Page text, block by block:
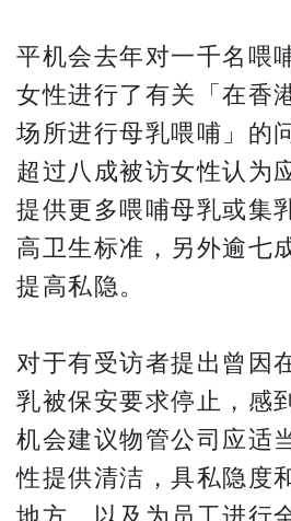
平机会去年对一千名喂
女性进行了有关「在香
场所进行母乳喂哺」的
超过八成被访女性认为
提供更多喂哺母乳或集
高卫生标准，另外逾七
提高私隐。
对于有受访者提出曾因
乳被保安要求停止，感
机会建议物管公司应适
性提供清洁，具私隐度